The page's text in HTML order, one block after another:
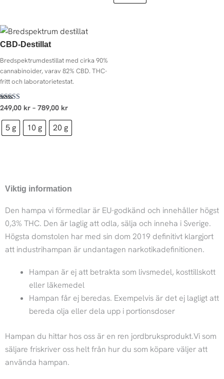
CBD-Destillat
Bredspektrumdestillat med cirka 90%
cannabinoider, varav 82% CBD. THC-
fritt och laboratorietestat.
Betygsatt
5.00
av 5
249,00 kr – 789,00 kr
5 g 10 g 20 g
Viktig information
Den hampa vi förmedlar är EU-godkänd och innehåller högst
0,3% THC. Den är laglig att odla, sälja och inneha i Sverige.
Högsta domstolen har med sin dom 2019 definitivt klargjort
att industrihampan är undantagen narkotikadefinitionen.
Hampan är ej att betrakta som livsmedel, kosttillskott
eller läkemedel
Hampan får ej beredas. Exempelvis är det ej lagligt att
bereda olja eller dela upp i portionsdoser
Hampan du hittar hos oss är en ren jordbruksprodukt.Vi som
säljare friskriver oss helt från hur du som köpare väljer att
använda hampan.